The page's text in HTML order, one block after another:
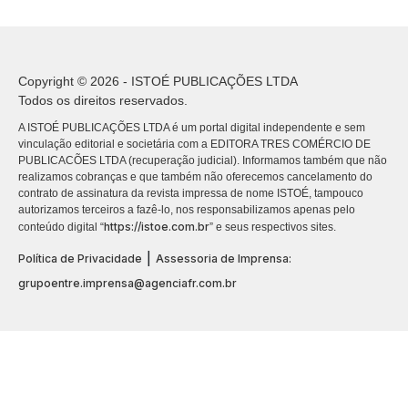
Copyright © 2026 - ISTOÉ PUBLICAÇÕES LTDA
Todos os direitos reservados.
A ISTOÉ PUBLICAÇÕES LTDA é um portal digital independente e sem
vinculação editorial e societária com a EDITORA TRES COMÉRCIO DE
PUBLICACÕES LTDA (recuperação judicial). Informamos também que não
realizamos cobranças e que também não oferecemos cancelamento do
contrato de assinatura da revista impressa de nome ISTOÉ, tampouco
autorizamos terceiros a fazê-lo, nos responsabilizamos apenas pelo
conteúdo digital “https://istoe.com.br” e seus respectivos sites.
Política de Privacidade
Assessoria de Imprensa:
grupoentre.imprensa@agenciafr.com.br